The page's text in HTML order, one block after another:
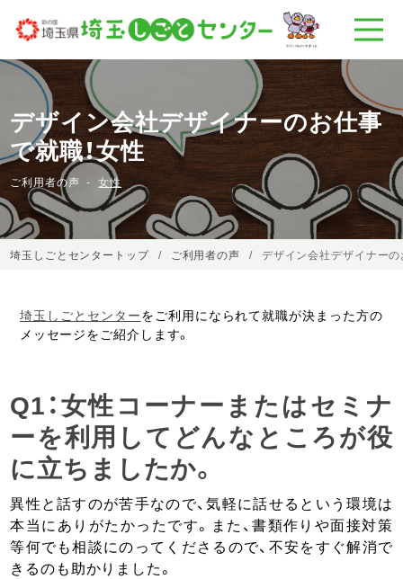
デザイン会社デザイナーのお仕事
で就職！女性
ご利用者の声 女性
埼玉しごとセンタートップ ご利用者の声 デザイン会社デザイナーの
埼玉しごとセンターをご利用になられて就職が決まった方の
メッセージをご紹介します。
Q1：女性コーナーまたはセミナ
ーを利用してどんなところが役
に立ちましたか。
異性と話すのが苦手なので、気軽に話せるという環境は
本当にありがたかったです。また、書類作りや面接対策
等何でも相談にのってくださるので、不安をすぐ解消で
きるのも助かりました。